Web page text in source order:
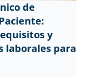
de
y
laborales para